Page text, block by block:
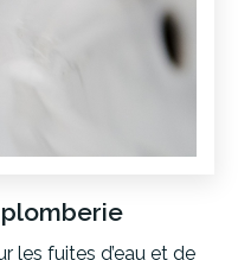
les fuites d’eau et de